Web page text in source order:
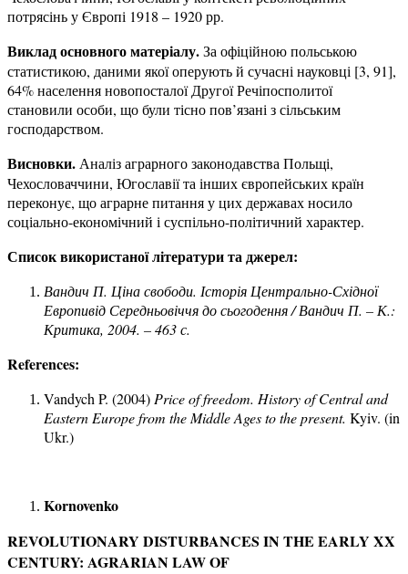
потрясінь у Європі 1918 – 1920 рр.
Виклад основного матеріалу.За офіційною польською
статистикою, даними якої оперують й сучасні науковці [3, 91],
64% населення новопосталої Другої Речіпосполитої
становили особи, що були тісно пов’язані з сільським
господарством.
Висновки.Аналіз аграрного законодавства Польщі,
Чехословаччини, Югославії та інших європейських країн
переконує, що аграрне питання у цих державах носило
соціально-економічний і суспільно-політичний характер.
Список використаної літератури та джерел:
Вандич П. Ціна свободи. Історія Центрально-Східної
Европивід Середньовіччя до сьогодення / Вандич П. – К.:
Критика, 2004. – 463 с.
References:
Vandych P. (2004)Price of freedom. History of Central and
Eastern Europefrom the Middle Ages to the present. Kyiv. (in
Ukr.)
Kornovenko
REVOLUTIONARY DISTURBANCES IN THE EARLY XX
CENTURY: AGRARIAN LAW OF